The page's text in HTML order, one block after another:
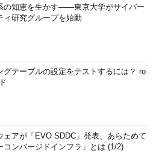
の知恵を生かす――東京大学がサイバー
ィ研究グループを始動
グテーブルの設定をテストするには？ ro
ェアが「EVO SDDC」発表、あらためて
コンバージドインフラ」とは (1/2)